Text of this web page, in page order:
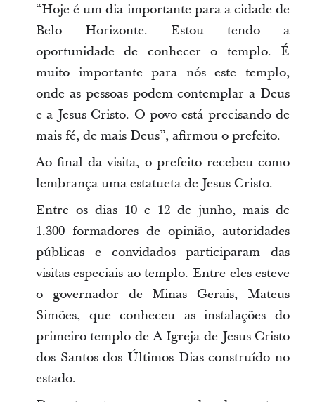
“Hoje é um dia importante para a cidade de
Belo Horizonte. Estou tendo a
oportunidade de conhecer o templo. É
muito importante para nós este templo,
onde as pessoas podem contemplar a Deus
e a Jesus Cristo. O povo está precisando de
mais fé, de mais Deus”, afirmou o prefeito.
Ao final da visita, o prefeito recebeu como
lembrança uma estatueta de Jesus Cristo.
Entre os dias 10 e 12 de junho, mais de
1.300 formadores de opinião, autoridades
públicas e convidados participaram das
visitas especiais ao templo. Entre eles esteve
o governador de Minas Gerais, Mateus
Simões, que conheceu as instalações do
primeiro templo de A Igreja de Jesus Cristo
dos Santos dos Últimos Dias construído no
estado.